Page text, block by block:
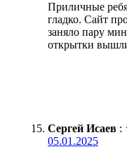
Приличные
гладко. Сайт
заняло пару
открытки
Сергей Исаев :
05.01.2025